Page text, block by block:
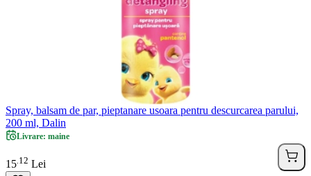
Spray, balsam de par, pieptanare usoara pentru descurcarea parului,
200 ml, Dalin
Livrare: maine
15 12 Lei